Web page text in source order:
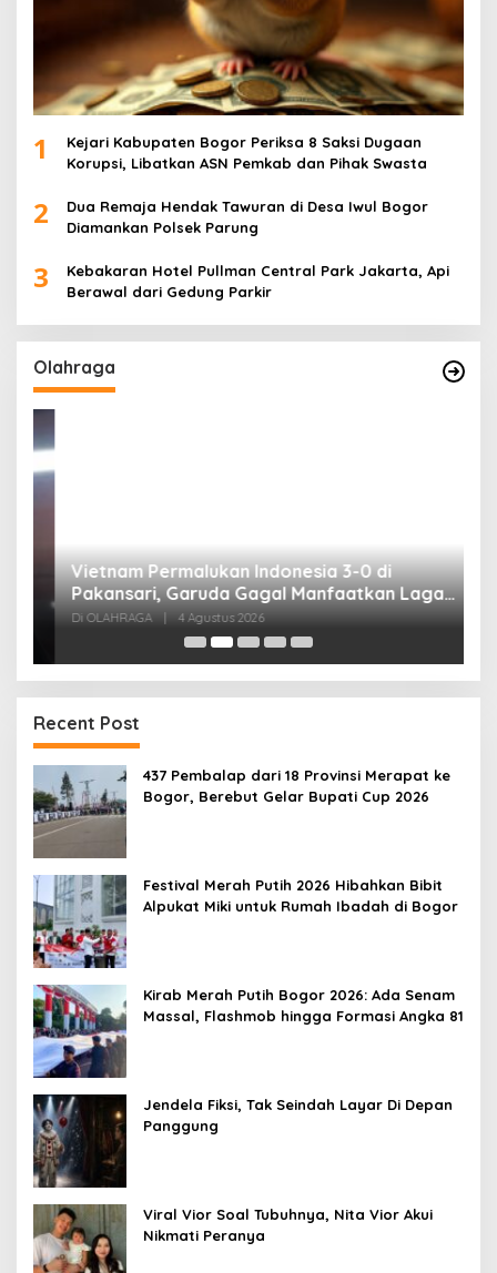
1
Kejari Kabupaten Bogor Periksa 8 Saksi Dugaan
Korupsi, Libatkan ASN Pemkab dan Pihak Swasta
2
Dua Remaja Hendak Tawuran di Desa Iwul Bogor
Diamankan Polsek Parung
3
Kebakaran Hotel Pullman Central Park Jakarta, Api
Berawal dari Gedung Parkir
Olahraga
Vietnam Permalukan Indonesia 3-0 di
Pakansari, Garuda Gagal Manfaatkan Laga
Kandang
Di OLAHRAGA | 4 Agustus 2026
Recent Post
437 Pembalap dari 18 Provinsi Merapat ke
Bogor, Berebut Gelar Bupati Cup 2026
Festival Merah Putih 2026 Hibahkan Bibit
Alpukat Miki untuk Rumah Ibadah di Bogor
Kirab Merah Putih Bogor 2026: Ada Senam
Massal, Flashmob hingga Formasi Angka 81
Jendela Fiksi, Tak Seindah Layar Di Depan
Panggung
Viral Vior Soal Tubuhnya, Nita Vior Akui
Nikmati Peranya